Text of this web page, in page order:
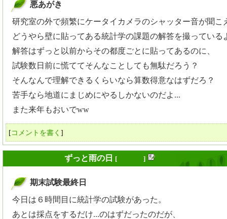
悪あがき
研究室の外で頻繁にケータイカメラのシャッター音が聞こ
どうやら壁に貼ってある統計学の課題の解答を撮っている
解答はずっと以前からその都度ごとに貼ってあるのに、
試験数日前に慌ててそんなことしても無駄だろう？
そんなんで理解できるくらいなら算数得意なはずだろ？
苦手なら地道にまじめにやるしかないのだよ...
また来年もおいでww
[コメントを書く ]
ずっと雨の日 [ ]
期末試験最終日
今日は６時間目に統計学の試験があった。
あとは採点をするだけ...のはずだったのだが、